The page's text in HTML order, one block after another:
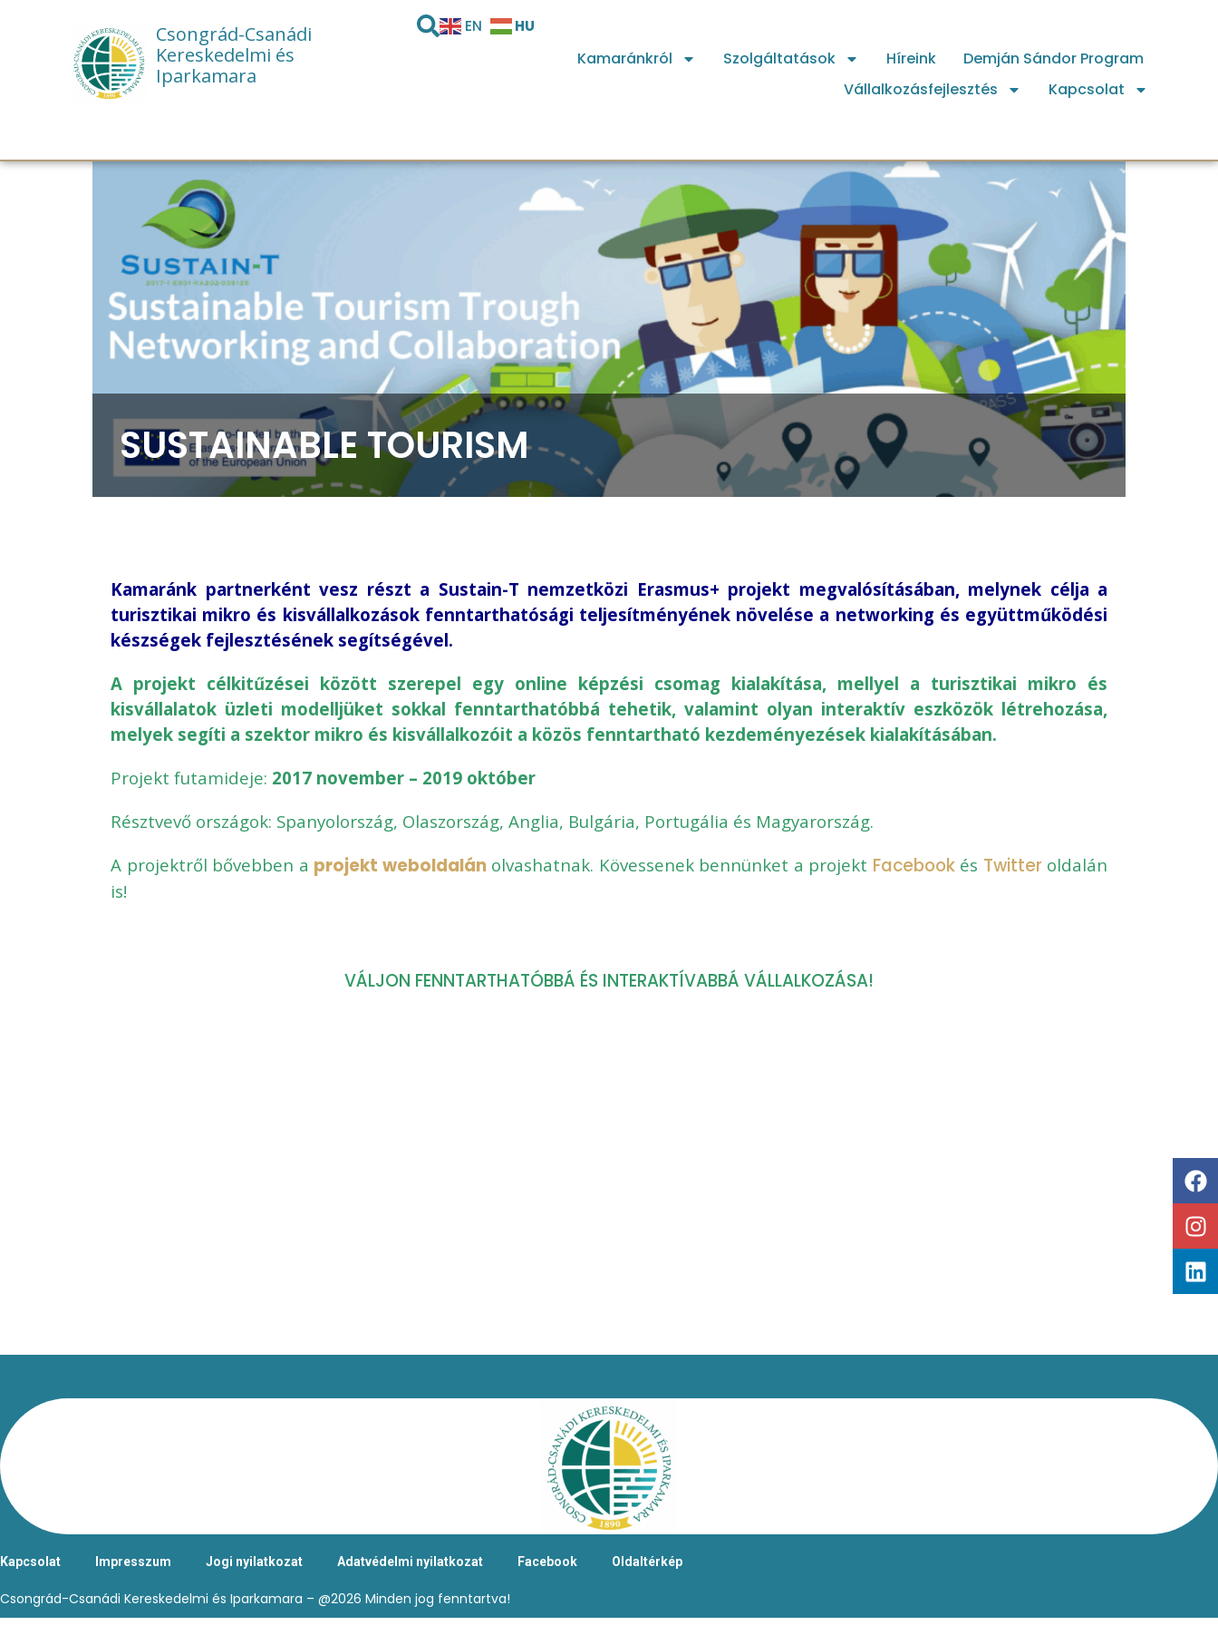
Csongrád-Csanádi
Kereskedelmi és
Iparkamara
EN HU
Kamaránkról Szolgáltatások Híreink
Demján Sándor Program
Vállalkozásfejlesztés
Kapcsolat
SUSTAINABLE TOURISM
Kamaránk partnerként vesz részt a Sustain-T nemzetközi Erasmus+ projekt megvalósításában, melynek célja a
turisztikai mikro és kisvállalkozások fenntarthatósági teljesítményének növelése a networking és együttműködési
készségek fejlesztésének segítségével.
A projekt célkitűzései között szerepel egy online képzési csomag kialakítása, mellyel a turisztikai mikro és
kisvállalatok üzleti modelljüket sokkal fenntarthatóbbá tehetik, valamint olyan interaktív eszközök létrehozása,
melyek segíti a szektor mikro és kisvállalkozóit a közös fenntartható kezdeményezések kialakításában.
Projekt futamideje: 2017 november – 2019 október
Résztvevő országok: Spanyolország, Olaszország, Anglia, Bulgária, Portugália és Magyarország.
A projektről bővebben a projekt weboldalánolvashatnak. Kövessenek bennünket a projekt Facebookés Twitter oldalán
is!
VÁLJON FENNTARTHATÓBBÁ ÉS INTERAKTÍVABBÁ VÁLLALKOZÁSA!
Kapcsolat Impresszum Jogi nyilatkozat Adatvédelmi nyilatkozat Facebook Oldaltérkép
Csongrád-Csanádi Kereskedelmi és Iparkamara – @2026 Minden jog fenntartva!